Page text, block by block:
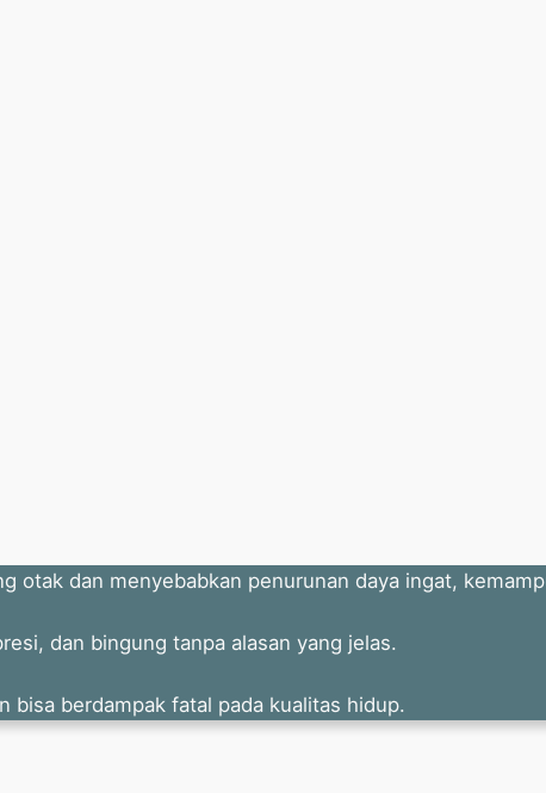
otak dan menyebabkan penurunan daya ingat,
dan bingung tanpa alasan yang jelas.
bisa berdampak fatal pada kualitas hidup.